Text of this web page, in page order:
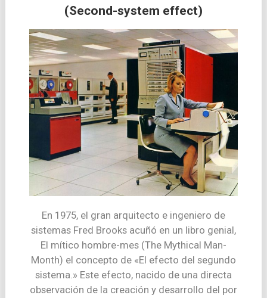
(Second-system effect)
En 1975, el gran arquitecto e ingeniero de
sistemas Fred Brooks acuñó en un libro genial,
El mítico hombre-mes (The Mythical Man-
Month) el concepto de «El efecto del segundo
sistema.» Este efecto, nacido de una directa
observación de la creación y desarrollo del por